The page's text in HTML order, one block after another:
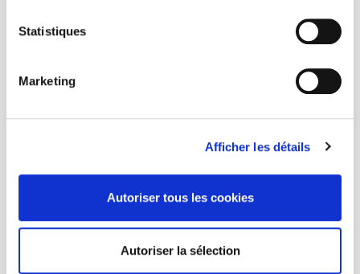
Statistiques
Marketing
Afficher les détails
Autoriser tous les cookies
Autoriser la sélection
FOREIGN RIGHTS
CONDITIONS OF SALE
Future Releases
4 sept. 2026